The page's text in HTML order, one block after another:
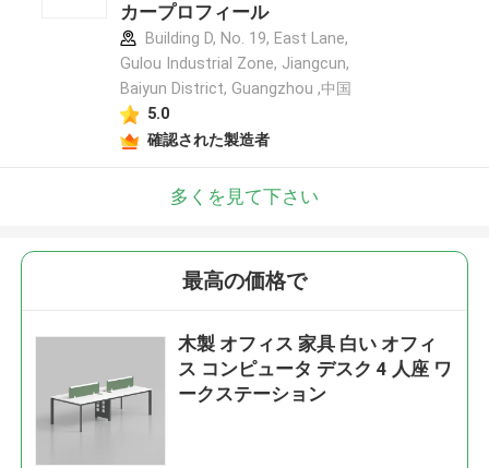
カープロフィール
Building D, No. 19, East Lane,
Gulou Industrial Zone, Jiangcun,
Baiyun District, Guangzhou ,中国
5.0
確認された製造者
多くを見て下さい
最高の価格で
木製 オフィス 家具 白い オフィ
ス コンピュータ デスク 4 人座 ワ
ークステーション